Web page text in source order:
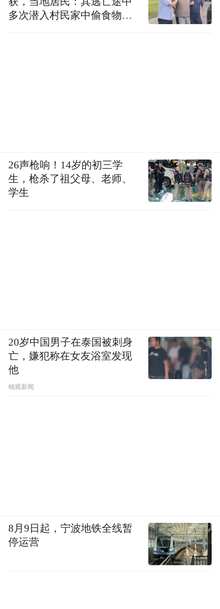
多次潜入村民家中偷食物被
26声枪响！14岁的初三学
生，枪杀了祖父母、老师、
学生
20岁中国男子在泰国被刺身
亡，嫌犯称在女友浴室发现
他
锦观新闻
8月9日起，宁波地铁全线暂
停运营